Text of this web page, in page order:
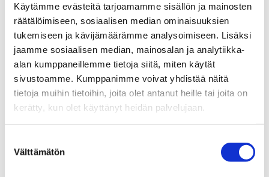
Käytämme evästeitä tarjoamamme sisällön ja mainosten
räätälöimiseen, sosiaalisen median ominaisuuksien
tukemiseen ja kävijämäärämme analysoimiseen. Lisäksi
jaamme sosiaalisen median, mainosalan ja analytiikka-
alan kumppaneillemme tietoja siitä, miten käytät
sivustoamme. Kumppanimme voivat yhdistää näitä
tietoja muihin tietoihin, joita olet antanut heille tai joita on
kerätty, kun olet käyttänyt heidän palvelujaan.
valinta
Välttämätön
tampereai@businesstampere.com
About Ecosystem